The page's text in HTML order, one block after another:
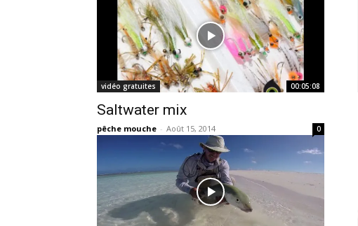
vidéo gratuites 00:05:08
Saltwater mix
pêche mouche - Août 15, 2014 0